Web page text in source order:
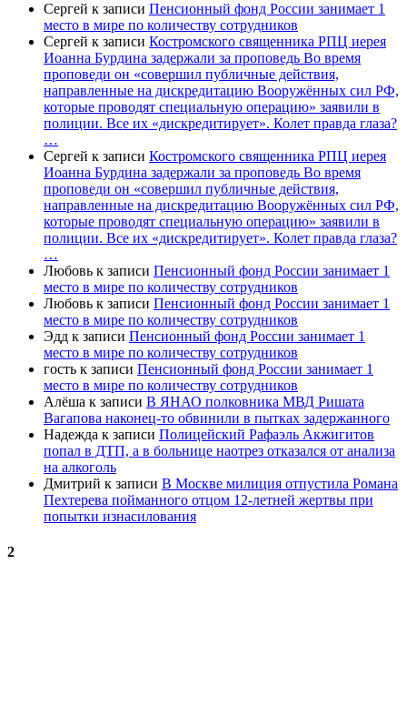
Сергей к записи Пенсионный фонд России занимает 1
место в мире по количеству сотрудников
Сергей к записи Костромского священника РПЦ иерея
Иоанна Бурдина задержали за проповедь Во время
проповеди он «совершил публичные действия,
направленные на дискредитацию Вооружённых сил РФ,
которые проводят специальную операцию» заявили в
полиции. Все их «дискредитирует». Колет правда глаза?
…
Сергей к записи Костромского священника РПЦ иерея
Иоанна Бурдина задержали за проповедь Во время
проповеди он «совершил публичные действия,
направленные на дискредитацию Вооружённых сил РФ,
которые проводят специальную операцию» заявили в
полиции. Все их «дискредитирует». Колет правда глаза?
…
Любовь к записи Пенсионный фонд России занимает 1
место в мире по количеству сотрудников
Любовь к записи Пенсионный фонд России занимает 1
место в мире по количеству сотрудников
Эдд к записи Пенсионный фонд России занимает 1
место в мире по количеству сотрудников
гость к записи Пенсионный фонд России занимает 1
место в мире по количеству сотрудников
Алёша к записи В ЯНАО полковника МВД Ришата
Вагапова наконец-то обвинили в пытках задержанного
Надежда к записи Полицейский Рафаэль Акжигитов
попал в ДТП, а в больнице наотрез отказался от анализа
на алкоголь
Дмитрий к записи В Москве милиция отпустила Романа
Пехтерева пойманного отцом 12-летней жертвы при
попытки изнасилования
2